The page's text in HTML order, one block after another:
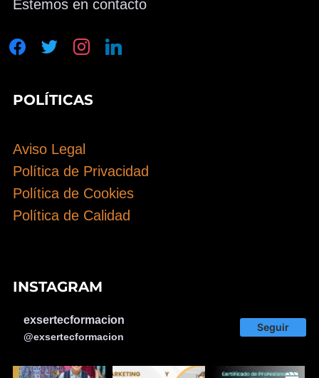
Estemos en contacto
facebooktwitter instagramlinkedin
POLÍTICAS
Aviso Legal
Política de Privacidad
Política de Cookies
Política de Calidad
INSTAGRAM
exsertecformacion
@exsertecformacion
Seguir